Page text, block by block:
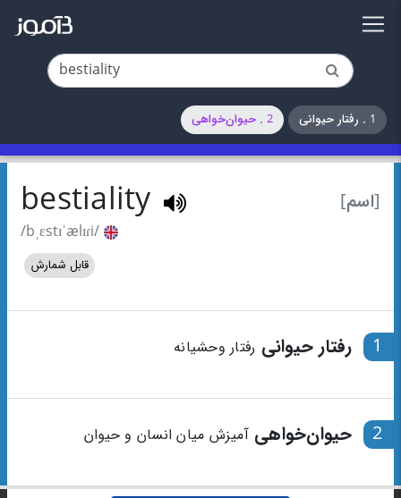
1 . رفتار حیوانی 2 . حیوان‌خواهی
[اسم] bestiality
/bˌɛstɪˈælɪɾi/
قابل شمارش
1 رفتار حیوانی رفتار وحشیانه
2 حیوان‌خواهیآمیزش میان انسان و حیوان